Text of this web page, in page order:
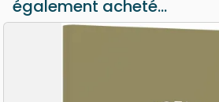
également acheté...